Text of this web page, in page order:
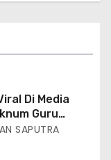
Di Media
Guru
Halaman
SAPUTRA